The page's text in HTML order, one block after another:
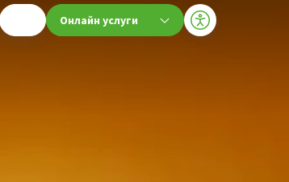
Онлайн услуги